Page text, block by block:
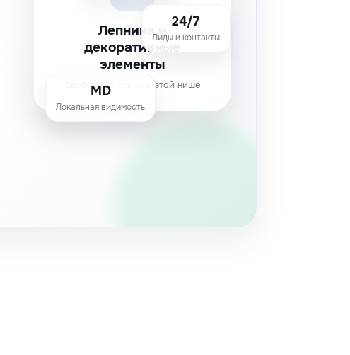
Лепнина и
декоративные
элементы
Свободный спрос в этой нише
24/7
Лиды и контакты
MD
Локальная видимость